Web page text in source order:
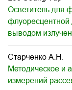
Осветитель для
флуоресцентной
выводом
Старченко А.Н.
Методическое и
измерений